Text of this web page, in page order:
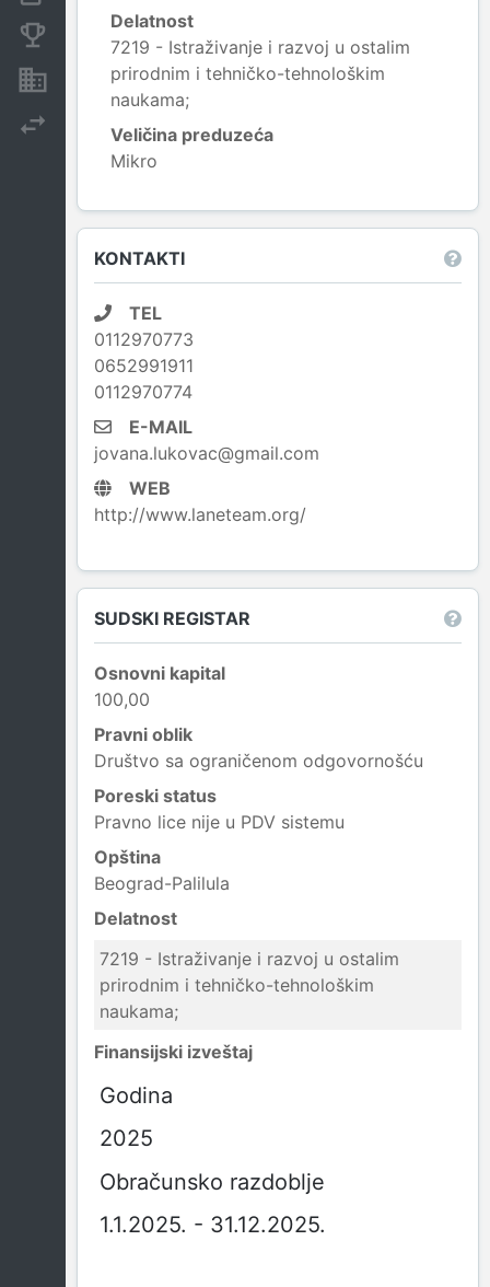
Nekretnine i imovina
Delatnost
7219 - Istraživanje i razvoj u ostalim
prirodnim i tehničko-tehnološkim
naukama;
Veličina preduzeća
Mikro
KONTAKTI
TEL
0112970773
0652991911
0112970774
E-MAIL
jovana.lukovac@gmail.com
WEB
http://www.laneteam.org/
SUDSKI REGISTAR
Osnovni kapital
100,00
Pravni oblik
Društvo sa ograničenom odgovornošću
Poreski status
Pravno lice nije u PDV sistemu
Opština
Beograd-Palilula
Delatnost
7219 - Istraživanje i razvoj u ostalim
prirodnim i tehničko-tehnološkim
naukama;
Finansijski izveštaj
Godina
2025
Obračunsko razdoblje
1.1.2025. - 31.12.2025.